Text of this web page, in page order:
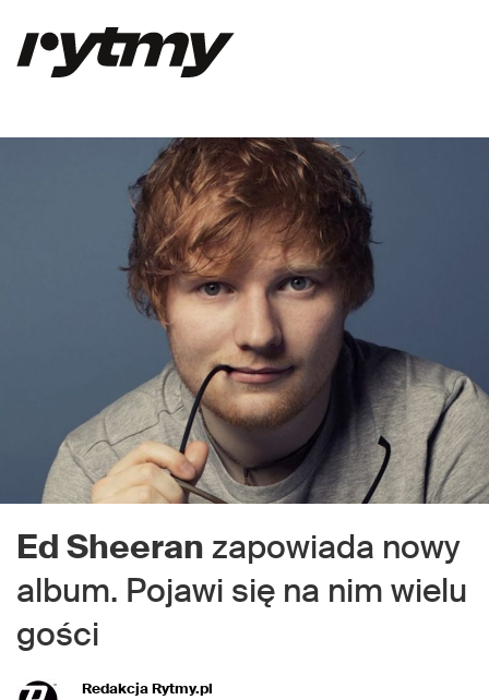
Ed Sheeran zapowiada nowy
album. Pojawi się na nim wielu
gości
Redakcja Rytmy.pl